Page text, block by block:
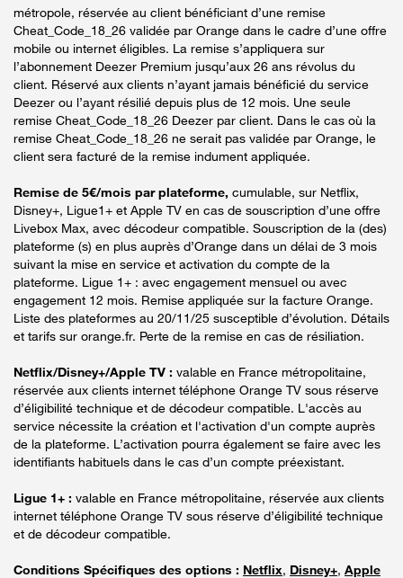
métropole, réservée au client bénéficiant d’une remise
Cheat_Code_18_26 validée par Orange dans le cadre d’une offre
mobile ou internet éligibles. La remise s’appliquera sur
l’abonnement Deezer Premium jusqu’aux 26 ans révolus du
client. Réservé aux clients n’ayant jamais bénéficié du service
Deezer ou l’ayant résilié depuis plus de 12 mois. Une seule
remise Cheat_Code_18_26 Deezer par client. Dans le cas où la
remise Cheat_Code_18_26 ne serait pas validée par Orange, le
client sera facturé de la remise indument appliquée.
Remise de 5€/mois par plateforme, cumulable, sur Netflix,
Disney+, Ligue1+ et Apple TV en cas de souscription d’une offre
Livebox Max, avec décodeur compatible. Souscription de la (des)
plateforme (s) en plus auprès d’Orange dans un délai de 3 mois
suivant la mise en service et activation du compte de la
plateforme. Ligue 1+ : avec engagement mensuel ou avec
engagement 12 mois. Remise appliquée sur la facture Orange.
Liste des plateformes au 20/11/25 susceptible d’évolution. Détails
et tarifs sur orange.fr. Perte de la remise en cas de résiliation.
Netflix/Disney+/Apple TV : valable en France métropolitaine,
réservée aux clients internet téléphone Orange TV sous réserve
d’éligibilité technique et de décodeur compatible. L'accès au
service nécessite la création et l'activation d'un compte auprès
de la plateforme. L’activation pourra également se faire avec les
identifiants habituels dans le cas d’un compte préexistant.
Ligue 1+ : valable en France métropolitaine, réservée aux clients
internet téléphone Orange TV sous réserve d’éligibilité technique
et de décodeur compatible.
Conditions Spécifiques des options : Netflix, Disney+, Apple